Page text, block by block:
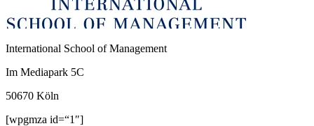
International School of Management
Im Mediapark 5C
50670 Köln
[wpgmza id=“1″]